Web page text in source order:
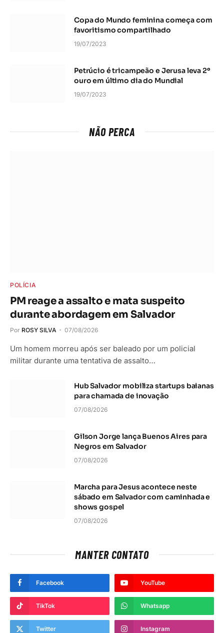
Copa do Mundo feminina começa com
favoritismo compartilhado
19/07/2023
Petrúcio é tricampeão e Jerusa leva 2º
ouro em último dia do Mundial
19/07/2023
NÃO PERCA
POLÍCIA
PM reage a assalto e mata suspeito
durante abordagem em Salvador
Por ROSY SILVA 07/08/2026
Um homem morreu após ser baleado por um policial
militar durante uma tentativa de assalto…
Hub Salvador mobiliza startups baianas
para chamada de inovação
07/08/2026
Gilson Jorge lança Buenos Aires para
Negros em Salvador
07/08/2026
Marcha para Jesus acontece neste
sábado em Salvador com caminhada e
shows gospel
07/08/2026
MANTER CONTATO
Facebook YouTube
TikTok Whatsapp
Twitter Instagram